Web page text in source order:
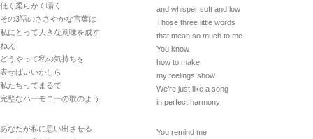
低く柔らかく囁く
その3語のささやかな言葉は
私にとって大きな意味を成す
ねえ
どうやって私の気持ちを
表せばいいかしら
私たちってまるで
完璧なハーモニーの歌のよう
あなたが私に思い出させる
and whisper soft and low
Those three little words
that mean so much to me
You know
how to make
my feelings show
We’re just like a song
in perfect harmony
You remind me